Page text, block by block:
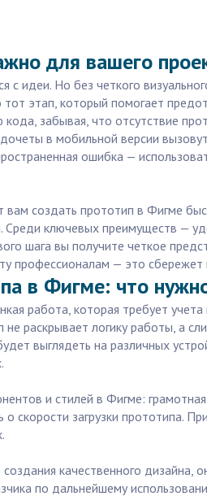
для вашего
идеи. Но без четкого
этап, который помогает
забывая, что отсутствие
в мобильной версии
ошибка —
создать прототип в Фигме
ключевых преимуществ —
шага вы получите четкое
профессионалам — это
в Фигме: что
работа, которая требует
раскрывает логику работы, а
выглядеть на различных
и стилей в Фигме:
скорости загрузки прототипа.
качественного
по дальнейшему